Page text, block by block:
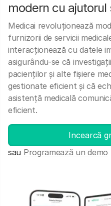
modern cu ajutorul
Medicai revoluționează
furnizorii de servicii
interacționează cu datele
asigurându-se că
pacienților și alte fișiere
gestionate eficient și că
asistență medicală
eficient.
Incearcă
sau Programează un demo